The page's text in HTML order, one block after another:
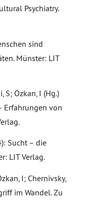
Psychiatry.
sind
Münster: LIT
S; Özkan, I (Hg.)
Erfahrungen von
Sucht – die
LIT Verlag.
I; Chernivsky,
im Wandel. Zu